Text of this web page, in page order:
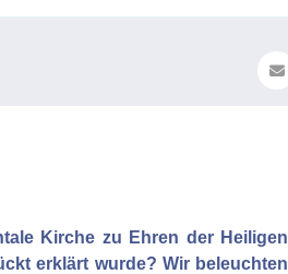
Kirche zu Ehren der Heiligen
erklärt wurde? Wir beleuchten